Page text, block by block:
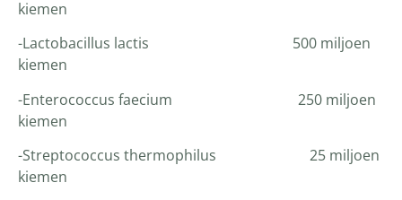
kiemen
-Lactobacillus lactis 500 miljoen
kiemen
-Enterococcus faecium 250 miljoen
kiemen
-Streptococcus thermophilus 25 miljoen
kiemen